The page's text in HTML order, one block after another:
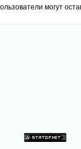
могут